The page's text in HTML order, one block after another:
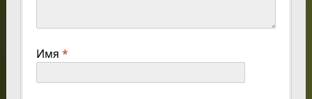
Имя *